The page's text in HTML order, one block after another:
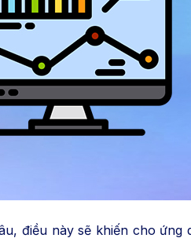
điều này sẽ khiến cho